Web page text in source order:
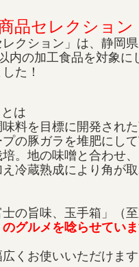
品セレクショ
レクション」は、静岡
内の加工食品を対象に
た！
は
料を目標に開発され
の豚ガラを堆肥にし
。地の味噌と合わせ
冷蔵熟成により角が
の旨味、玉手箱」（
グルメを唸らせてい
くお使いいただけま